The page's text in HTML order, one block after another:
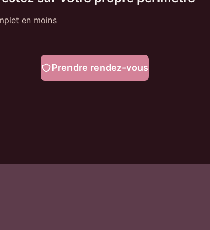
en moins
Prendre rendez-vous